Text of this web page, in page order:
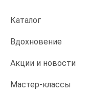
Каталог
Вдохновение
Акции и новости
Мастер-классы